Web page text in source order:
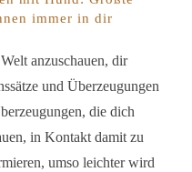
immer in dir
anzuschauen, dir
und Überzeugungen
die dich
in Kontakt damit zu
umso leichter wird